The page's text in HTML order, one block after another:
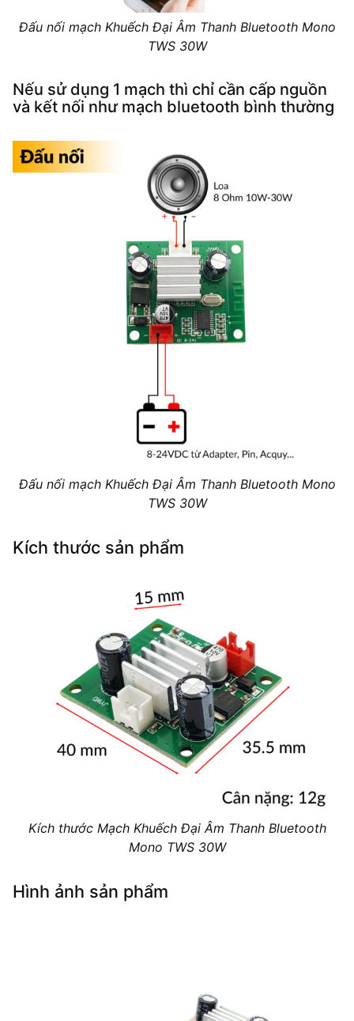
Đấu nối mạch Khuếch Đại Âm Thanh Bluetooth Mono
TWS 30W
Nếu sử dụng 1 mạch thì chỉ cần cấp nguồn
và kết nối như mạch bluetooth bình thường
Đấu nối mạch Khuếch Đại Âm Thanh Bluetooth Mono
TWS 30W
Kích thước sản phẩm
Kích thước Mạch Khuếch Đại Âm Thanh Bluetooth
Mono TWS 30W
Hình ảnh sản phẩm